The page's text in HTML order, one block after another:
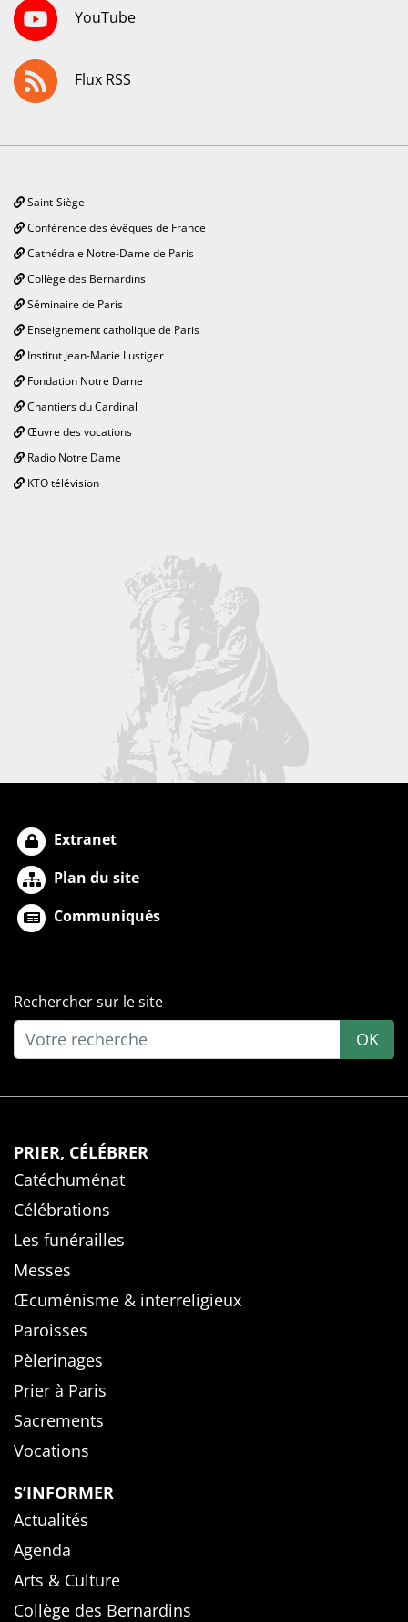
YouTube
Flux RSS
Saint-Siège
Conférence des évêques de France
Cathédrale Notre-Dame de Paris
Collège des Bernardins
Séminaire de Paris
Enseignement catholique de Paris
Institut Jean-Marie Lustiger
Fondation Notre Dame
Chantiers du Cardinal
Œuvre des vocations
Radio Notre Dame
KTO télévision
Extranet
Plan du site
Communiqués
Rechercher sur le site
OK
PRIER, CÉLÉBRER
Catéchuménat
Célébrations
Les funérailles
Messes
Œcuménisme & interreligieux
Paroisses
Pèlerinages
Prier à Paris
Sacrements
Vocations
S’INFORMER
Actualités
Agenda
Arts & Culture
Collège des Bernardins